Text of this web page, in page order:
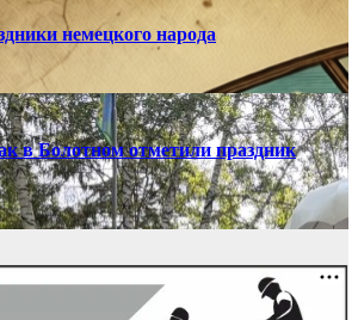
немецкого народа
в Болотном отметили праздник